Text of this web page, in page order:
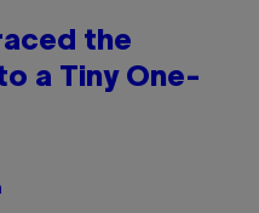
the
a Tiny One-